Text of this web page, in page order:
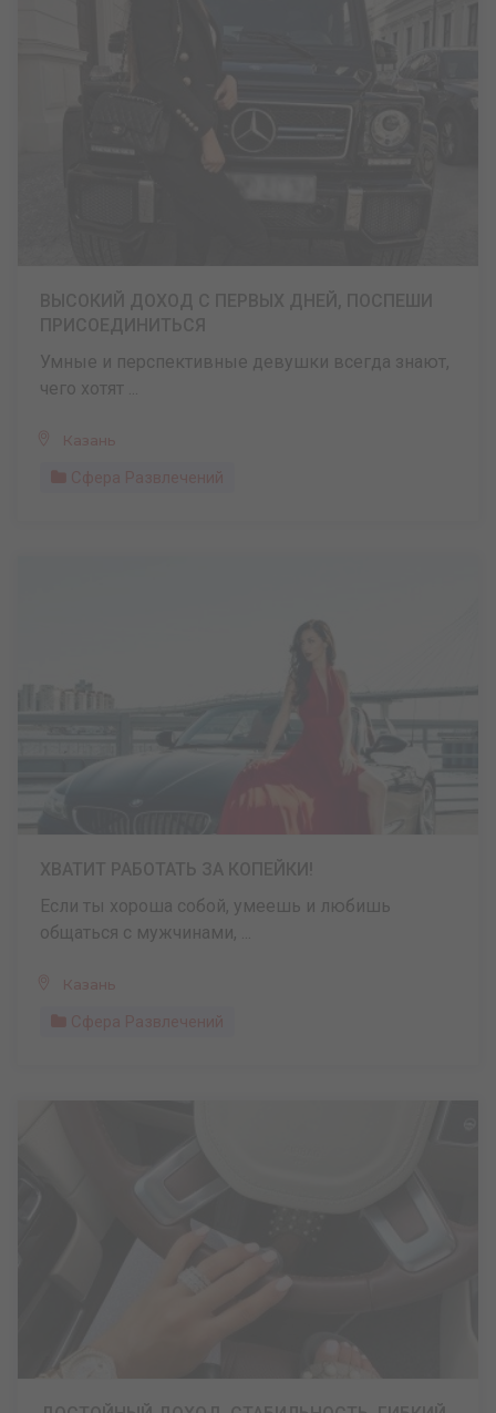
Умные и перспективные девушки всегда знают,
чего хотят ...
Казань
Сфера Развлечений
Если ты хороша собой, умеешь и любишь
общаться с мужчинами, ...
Казань
Сфера Развлечений